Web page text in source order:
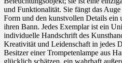
und Funktionalität. Sie fängt das
Form und den kunstvollen Details ein
ihren Bann. Jedes Exemplar ist ein
individuelle Handschrift des
Kreativität und Leidenschaft in jedes
Besitzer einer Trompetenlampe aus
glücklich schätzen, ein wahrhaft